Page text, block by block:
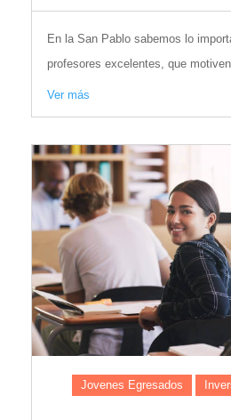
En la San Pablo sabemos lo
profesores excelentes, que motiven
Ver más
Jovenes Egresados